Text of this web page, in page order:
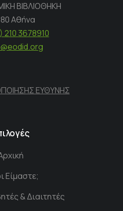
ΒΙΒΛΙΟΘΗΚΗ
80 Αθήνα
210 3678910
ΕΥΘΥΝΗΣ
Είμαστε;
& Διαιτητές